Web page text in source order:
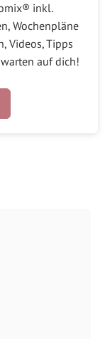
inkl.
Wochenpläne
Videos, Tipps
auf dich!